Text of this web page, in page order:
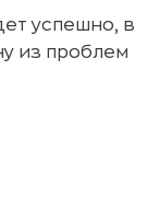
успешно, в
из проблем